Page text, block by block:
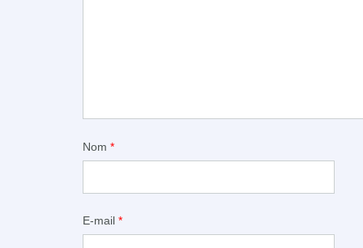
Nom *
E-mail *